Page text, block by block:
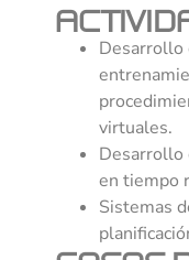
Desarrollo
virtuales.
Desarrollo
en tiempo
Sistemas